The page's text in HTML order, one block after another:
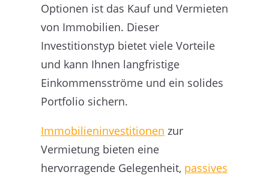
Optionen ist das Kauf und Vermieten
von Immobilien. Dieser
Investitionstyp bietet viele Vorteile
und kann Ihnen langfristige
Einkommensströme und ein solides
Portfolio sichern.
Immobilieninvestitionen zur
Vermietung bieten eine
hervorragende Gelegenheit, passives